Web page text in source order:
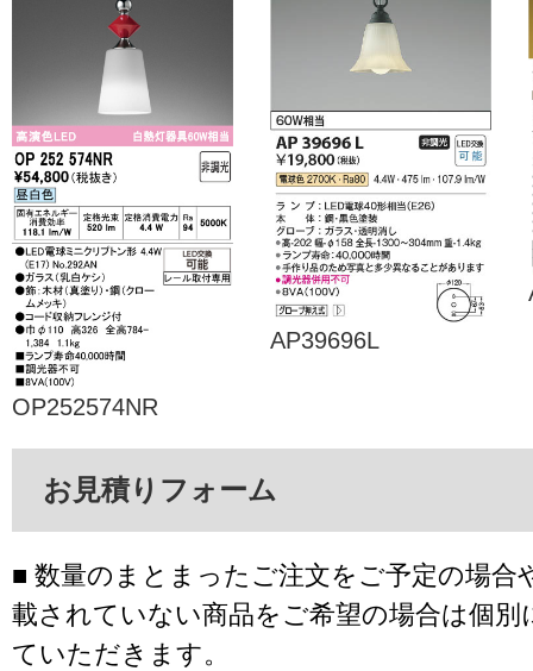
OP252574NR
AP39696L
お見積りフォーム
■ 数量のまとまったご注文をご予定の場合
載されていない商品をご希望の場合は個別
ていただきます。